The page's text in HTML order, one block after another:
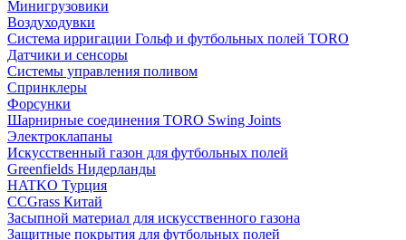
Минигрузовики
Воздуходувки
Система ирригации Гольф и футбольных полей TORO
Датчики и сенсоры
Системы управления поливом
Спринклеры
Форсунки
Шарнирные соединения TORO Swing Joints
Электроклапаны
Искусственный газон для футбольных полей
Greenfields Нидерланды
HATKO Турция
CCGrass Китай
Засыпной материал для искусственного газона
Защитные покрытия для футбольных полей